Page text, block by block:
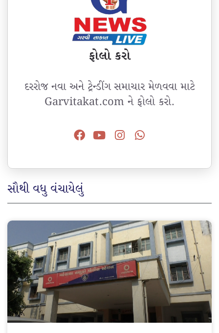
ફોલો કરો
દરરોજ નવા અને ટ્રેન્ડીંગ સમાચાર મેળવવા માટે
Garvitakat.com ને ફોલો કરો.
સૌથી વધુ વંચાયેલું